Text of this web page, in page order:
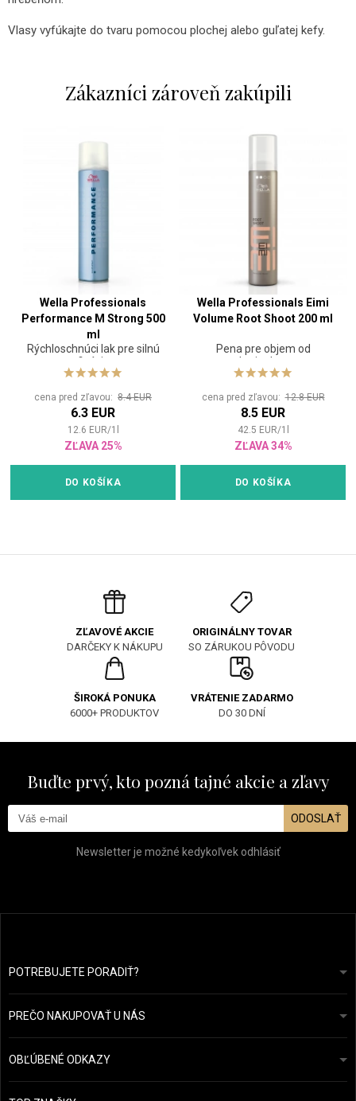
Vlasy vyfúkajte do tvaru pomocou plochej alebo guľatej kefy.
Zákazníci zároveň zakúpili
Wella Professionals
Performance M Strong 500
ml
Rýchloschnúci lak pre silnú
fixáciu
cena pred zľavou: 8.4 EUR
6.3 EUR
12.6 EUR/1
ZĽAVA 25%
DO KOŠÍKA
Wella Professionals Eimi
Volume Root Shoot 200 ml
Pena pre objem od
korienkov
cena pred zľavou:12.8 EUR
8.5 EUR
42.5 EUR/1
ZĽAVA 34%
DO KOŠÍKA
ZĽAVOVÉ AKCIE
DARČEKY K NÁKUPU
ORIGINÁLNY TOVAR
SO ZÁRUKOU PÔVODU
ŠIROKÁ PONUKA
6000+ PRODUKTOV
VRÁTENIE ZADARMO
DO 30 DNÍ
Buďte prvý, kto pozná tajné akcie a zľavy
ODOSLAŤ
Newsletter je možné kedykoľvek odhlásiť
POTREBUJETE PORADIŤ?info@prozdravevlasy.cz
Odpovieme do 24 hodín.
PREČO NAKUPOVAŤ U NÁS
Obchodní podmínky
Ochrana osobních údajů
Přehled plateb a dopravy
OBĽÚBENÉ ODKAZY
Náš příběh
Kérastase